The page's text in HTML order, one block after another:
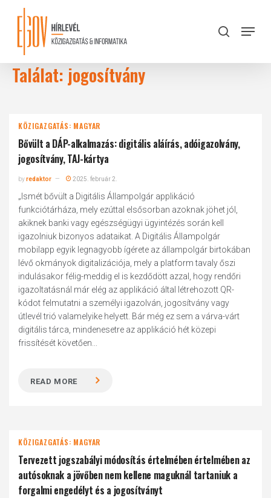
content
search
Menu
Találat: jogosítvány
KÖZIGAZGATÁS: MAGYAR
Bővült a DÁP-alkalmazás: digitális aláírás, adóigazolvány,
jogosítvány, TAJ-kártya
byredaktor 2025. február 2.
„Ismét bővült a Digitális Állampolgár applikáció
funkciótárháza, mely ezúttal elsősorban azoknak jöhet jól,
akiknek banki vagy egészségügyi ügyintézés során kell
igazolniuk bizonyos adataikat. A Digitális Állampolgár
mobilapp egyik legnagyobb ígérete az állampolgár birtokában
lévő okmányok digitalizációja, mely a platform tavaly őszi
indulásakor félig-meddig el is kezdődött azzal, hogy rendőri
igazoltatásnál már elég az applikáció által létrehozott QR-
kódot felmutatni a személyi igazolván, jogosítvány vagy
útlevél trió valamelyike helyett. Bár még ez sem a várva-várt
digitális tárca, mindenesetre az applikáció hét közepi
frissítését követően...
READ MORE
KÖZIGAZGATÁS: MAGYAR
Tervezett jogszabályi módosítás értelmében értelmében az
autósoknak a jövőben nem kellene maguknál tartaniuk a
forgalmi engedélyt és a jogosítványt
Close